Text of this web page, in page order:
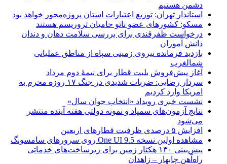
دشمن هستیم
استاندار تهران: توزیع اعتبارات استان پروژه‌محور خواهد بود
مسکو: کشورهای عضو ناتو حامیان تروریسم هستند
درخواست ظفرقندی برای بررسی سلامت دهان و دندان
دانش آموزان
بازدید فرمانده نیروی زمینی سپاه از مناطق عملیاتی
شمالغرب
آغاز پیش‌فروش بلیت قطار برای نیمۀ دوم مرداد
سردار رضایی: ضربات شدیدی در جنگ ۱۷ روزه محرم به
امریکا وارد کردیم
نشست خبری رویداد «انتخاب جوان سال»
نتایج آزمون‌های سمپاد و نمونه دولتی هفته آینده منتشر
می‌شود
افزایش ۵ درصدی ظرفیت قطارهای اربعین
مشاهده اولین نسخه One UI 9.5 روی سرورهای سامسونگ
پیش‌بینی ۱۳۰ هکتار زمین برای زیرساخت‌های خدماتی
راه‌آهن چابهار – زاهدان